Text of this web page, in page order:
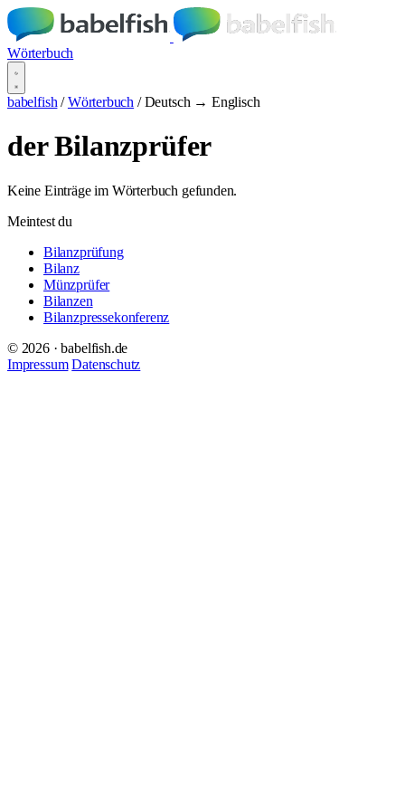
Wörterbuch
babelfish / Wörterbuch / Deutsch → Englisch
der Bilanzprüfer
Keine Einträge im Wörterbuch gefunden.
Meintest du
Bilanzprüfung
Bilanz
Münzprüfer
Bilanzen
Bilanzpressekonferenz
© 2026 · babelfish.de
Impressum Datenschutz